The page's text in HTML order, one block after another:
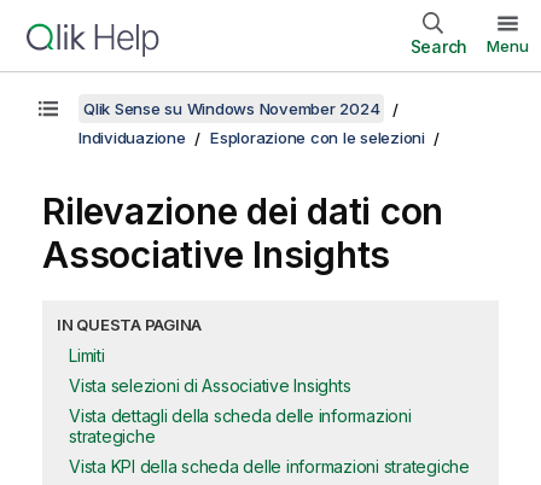
Search Menu
Qlik Sense su Windows November 2024
Individuazione
Esplorazione con le selezioni
Rilevazione dei dati con
Associative Insights
IN QUESTA PAGINA
Limiti
Vista selezioni di Associative Insights
Vista dettagli della scheda delle informazioni
strategiche
Vista KPI della scheda delle informazioni strategiche